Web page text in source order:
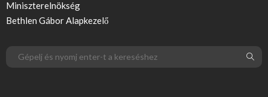
Miniszterelnökség
Bethlen Gábor Alapkezelő